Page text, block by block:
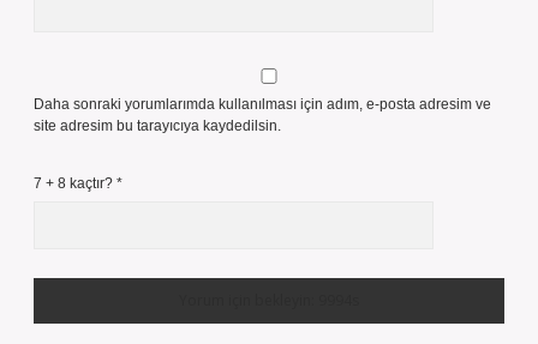
Daha sonraki yorumlarımda kullanılması için adım, e-posta adresim ve
site adresim bu tarayıcıya kaydedilsin.
7 + 8 kaçtır? *